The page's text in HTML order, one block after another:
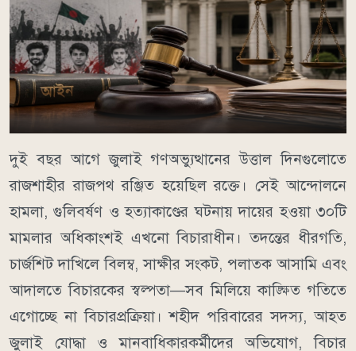
দুই বছর আগে জুলাই গণঅভ্যুত্থানের উত্তাল দিনগুলোতে
রাজশাহীর রাজপথ রঞ্জিত হয়েছিল রক্তে। সেই আন্দোলনে
হামলা, গুলিবর্ষণ ও হত্যাকাণ্ডের ঘটনায় দায়ের হওয়া ৩০টি
মামলার অধিকাংশই এখনো বিচারাধীন। তদন্তের ধীরগতি,
চার্জশিট দাখিলে বিলম্ব, সাক্ষীর সংকট, পলাতক আসামি এবং
আদালতে বিচারকের স্বল্পতা—সব মিলিয়ে কাঙ্ক্ষিত গতিতে
এগোচ্ছে না বিচারপ্রক্রিয়া। শহীদ পরিবারের সদস্য, আহত
জুলাই যোদ্ধা ও মানবাধিকারকর্মীদের অভিযোগ, বিচার